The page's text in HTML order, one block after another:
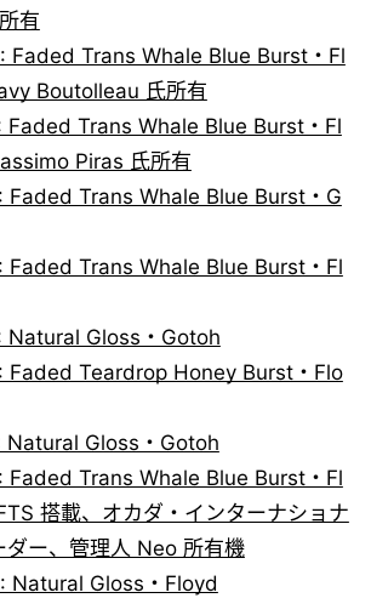
有
Faded Trans Whale Blue Burst・Fl
Boutolleau 氏所有
Faded Trans Whale Blue Burst・Fl
Piras 氏所有
Faded Trans Whale Blue Burst・G
Faded Trans Whale Blue Burst・Fl
Natural Gloss・Gotoh
Faded Teardrop Honey Burst・Flo
Natural Gloss・Gotoh
Faded Trans Whale Blue Burst・Fl
搭載、オカダ・インターナショナ
ダー、管理人 Neo 所有機
Natural Gloss・Floyd